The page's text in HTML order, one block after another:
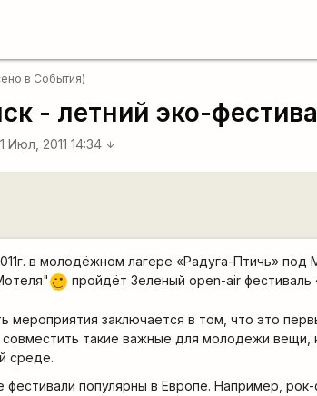
в События)
- летний эко-
Июл, 2011 14:34 arrow_downward
в молодёжном лагере «Радуга-Птичь»
;) пройдёт Зеленый open-air фестиваль
мероприятия заключается в том, что это
совместить такие важные для молодежи вещи,
среде.
фестивали популярны в Европе. Например,